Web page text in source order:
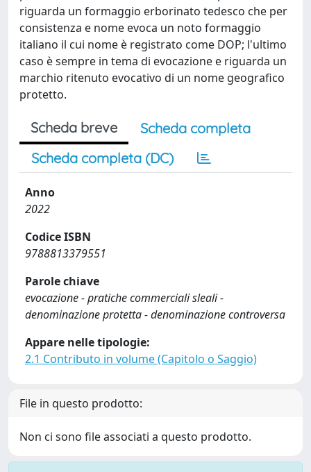
riguarda un formaggio erborinato tedesco che per
consistenza e nome evoca un noto formaggio
italiano il cui nome è registrato come DOP; l'ultimo
caso è sempre in tema di evocazione e riguarda un
marchio ritenuto evocativo di un nome geografico
protetto.
Scheda breve
Scheda completa
Scheda completa (DC)
Anno
2022
Codice ISBN
9788813379551
Parole chiave
evocazione - pratiche commerciali sleali -
denominazione protetta - denominazione controversa
Appare nelle tipologie:
2.1 Contributo in volume (Capitolo o Saggio)
File in questo prodotto:
Non ci sono file associati a questo prodotto.